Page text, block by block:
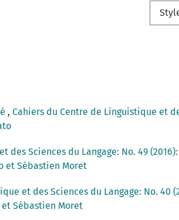
, Cahiers du Centre de Linguistique et
des Sciences du Langage: No. 49
et Sébastien Moret
et des Sciences du Langage: No. 40
Sébastien Moret